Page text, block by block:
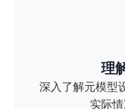
理
深入了解元模型
实际